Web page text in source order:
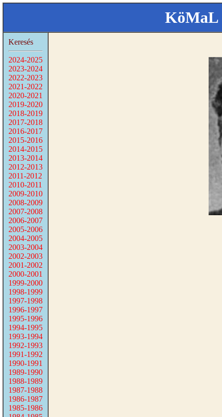
KöMaL
Keresés
2024-2025
2023-2024
2022-2023
2021-2022
2020-2021
2019-2020
2018-2019
2017-2018
2016-2017
2015-2016
2014-2015
2013-2014
2012-2013
2011-2012
2010-2011
2009-2010
2008-2009
2007-2008
2006-2007
2005-2006
2004-2005
2003-2004
2002-2003
2001-2002
2000-2001
1999-2000
1998-1999
1997-1998
1996-1997
1995-1996
1994-1995
1993-1994
1992-1993
1991-1992
1990-1991
1989-1990
1988-1989
1987-1988
1986-1987
1985-1986